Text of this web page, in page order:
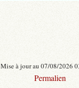
Mise à jour au 07/08/2026
Permalien